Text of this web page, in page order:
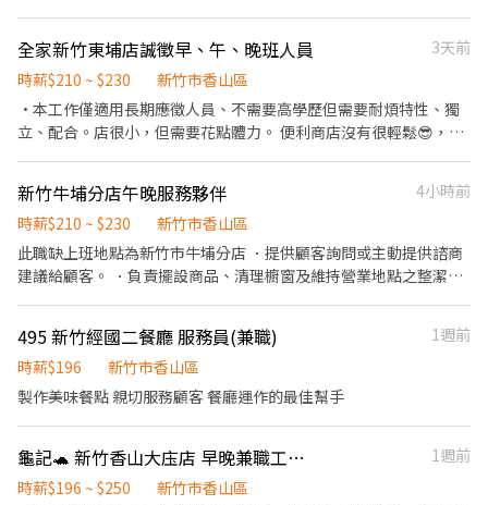
全家新竹東埔店誠徵早、午、晚班人員
3天前
時薪$210 ~ $230
新竹市香山區
·本工作僅適用長期應徵人員、不需要高學歷但需要耐煩特性、獨
立、配合。店很小，但需要花點體力。 便利商店沒有很輕鬆😎，請
去，搬來搬去，喜歡吹冷氣一直站在櫃檯，或一直滑手機的，請審
慎提出履歷。🙏 ．負責擺設商品、清理櫥窗及維持營業地點之整潔
及美觀。 ．負責向顧客介紹商品特徵、品質與價格及示範操作方
法，以協助顧客選擇。 ．負責在顧客成交後之包裝、收款、交付商
新竹牛埔分店午晚服務夥伴
4小時前
時薪$210 ~ $230
新竹市香山區
此職缺上班地點為新竹市牛埔分店 ．提供顧客詢問或主動提供諮商
建議給顧客。 ．負責擺設商品、清理櫥窗及維持營業地點之整潔及
開發票或收據。 ．負責在當天結束營業前，統計銷售情形、盤點貨
品存量及撰寫當日業務報表。
495 新竹經國二餐廳 服務員(兼職)
1週前
時薪$196
新竹市香山區
製作美味餐點 親切服務顧客 餐廳運作的最佳幫手
龜記🐢 新竹香山大庒店 早晚兼職工讀生
1週前
時薪$196 ~ $250
新竹市香山區